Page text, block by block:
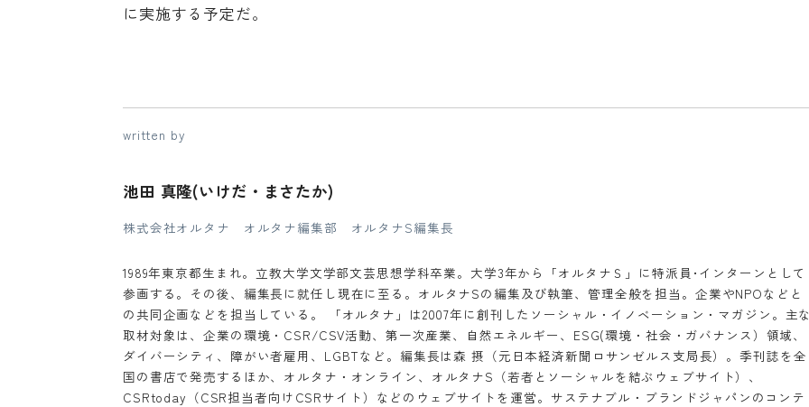
に実施する予定だ。
written by
池田 真隆(いけだ・まさたか)
株式会社オルタナ オルタナ編集部 オルタナS編集長
1989年東京都生まれ。立教大学文学部文芸思想学科卒業。大学3年から「オルタナＳ」に特派員･インターンとして
参画する。その後、編集長に就任し現在に至る。オルタナSの編集及び執筆、管理全般を担当。企業やNPOなどと
の共同企画などを担当している。 「オルタナ」は2007年に創刊したソーシャル・イノベーション・マガジン。主
取材対象は、企業の環境・CSR/CSV活動、第一次産業、自然エネルギー、ESG(環境・社会・ガバナンス）領域、
ダイバーシティ、障がい者雇用、LGBTなど。編集長は森 摂（元日本経済新聞ロサンゼルス支局長）。季刊誌を全
国の書店で発売するほか、オルタナ・オンライン、オルタナS（若者とソーシャルを結ぶウェブサイト）、
CSRtoday（CSR担当者向けCSRサイト）などのウェブサイトを運営。サステナブル・ブランドジャパンのコンテ